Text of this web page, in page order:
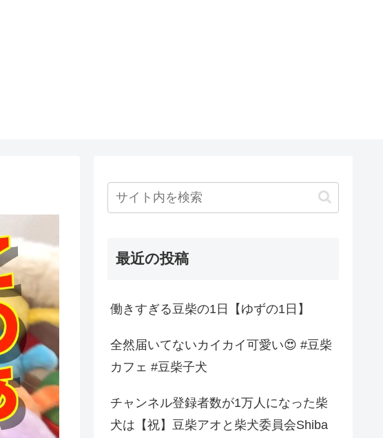
最近の投稿
働きすぎる豆柴の1日【ゆずの1日】
全然届いてないカイカイ可愛い😍 #豆柴
カフェ #豆柴子犬
チャンネル登録者数が1万人になった柴
犬は【祝】豆柴アオと柴犬委員会Shiba